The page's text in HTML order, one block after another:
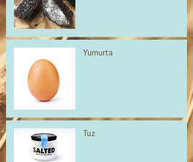
Yumurta
Tuz